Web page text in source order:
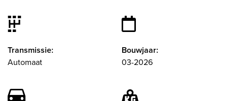
Transmissie:
Automaat
Bouwjaar:
03-2026